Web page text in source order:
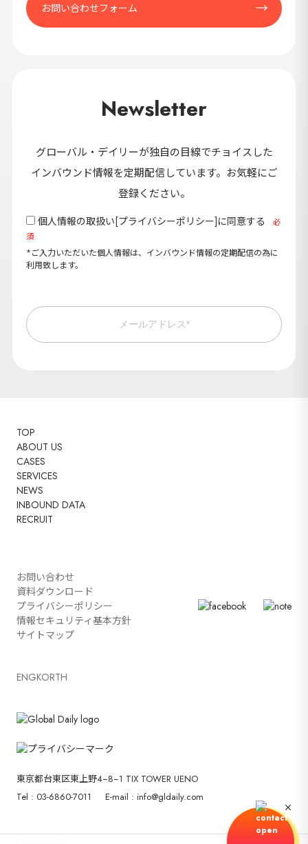
お問い合わせフォーム
Newsletter
グローバル・デイリーが独自の目線でチョイスした
インバウンド情報を定期配信しています。お気軽にご
登録ください。
個人情報の取扱い[プライバシーポリシー]に同意する
必
須
*ご入力いただいた個人情報は、インバウンド情報の定期配信の為に
利用致します。
メールアドレス*
TOP
ABOUT US
CASES
SERVICES
NEWS
INBOUND DATA
RECRUIT
お問い合わせ
資料ダウンロード
プライバシーポリシー
情報セキュリティ基本方針
サイトマップ
ENGKORTH
東京都台東区東上野4−8−1 TIX TOWER UENO
Tel : 03-6860-7011
E-mail : info@gldaily.com